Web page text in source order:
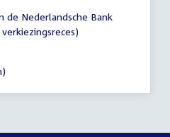
de Nederlandsche Bank